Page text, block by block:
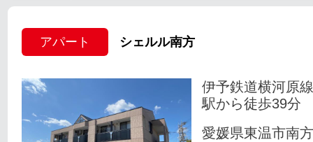
アパート シェルル南方
伊予鉄道横河原
駅から徒歩39分
愛媛県東温市南方